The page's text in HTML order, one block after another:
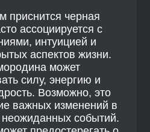
приснится черная
ассоциируется с
интуицией и
аспектов жизни.
может
силу, энергию и
Возможно, это
важных изменений в
событий.